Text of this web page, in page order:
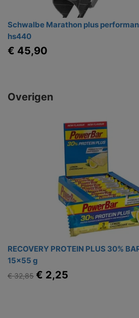
Schwalbe Marathon plus
hs440
€ 45,90
Overigen
RECOVERY PROTEIN PLUS 30%
15x55 g
€ 32,85 € 2,25